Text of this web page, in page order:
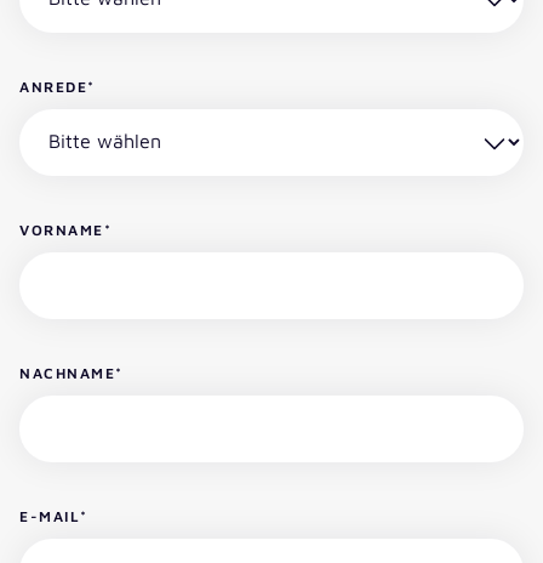
ANREDE*
VORNAME *
NACHNAME*
E-MAIL *